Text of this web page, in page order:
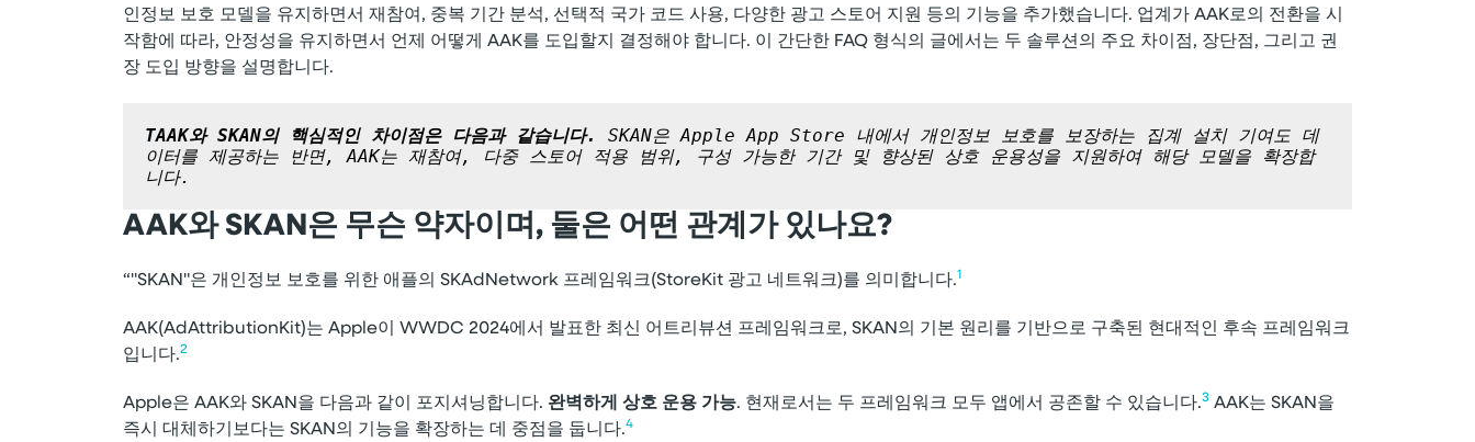
인정보 보호 모델을 유지하면서 재참여, 중복 기간 분석, 선택적 국가 코드 사용, 다양한 광고 스토어 지원 등의 기능을 추가했습니다. 업계가 AAK로의 전환을 시
작함에 따라, 안정성을 유지하면서 언제 어떻게 AAK를 도입할지 결정해야 합니다. 이 간단한 FAQ 형식의 글에서는 두 솔루션의 주요 차이점, 장단점, 그리고 권
장 도입 방향을 설명합니다.
TAAK와 SKAN의 핵심적인 차이점은 다음과 같습니다.
SKAN은 Apple App Store 내에서 개인정보 보호를 보장하는 집계 설치 기여도 데
이터를 제공하는 반면, AAK는 재참여, 다중 스토어 적용 범위, 구성 가능한 기간 및 향상된 상호 운용성을 지원하여 해당 모델을 확장합
니다.
AAK와 SKAN은 무슨 약자이며, 둘은 어떤 관계가 있나요?
“"SKAN"은 개인정보 보호를 위한 애플의 SKAdNetwork 프레임워크(StoreKit 광고 네트워크)를 의미합니다.1
AAK(AdAttributionKit)는 Apple이 WWDC 2024에서 발표한 최신 어트리뷰션 프레임워크로, SKAN의 기본 원리를 기반으로 구축된 현대적인 후속 프레임워크
입니다.2
Apple은 AAK와 SKAN을 다음과 같이 포지셔닝합니다. 완벽하게 상호 운용 가능. 현재로서는 두 프레임워크 모두 앱에서 공존할 수 있습니다.3 AAK는 SKAN을
즉시 대체하기보다는 SKAN의 기능을 확장하는 데 중점을 둡니다.4